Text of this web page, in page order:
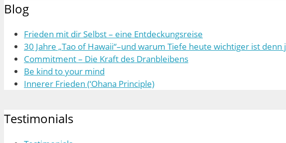
Blog
Frieden mit dir Selbst – eine Entdeckungsreise
30 Jahre „Tao of Hawaii“–und warum Tiefe heute wichtiger ist denn
Commitment – Die Kraft des Dranbleibens
Be kind to your mind
Innerer Frieden (‘Ohana Principle)
Testimonials